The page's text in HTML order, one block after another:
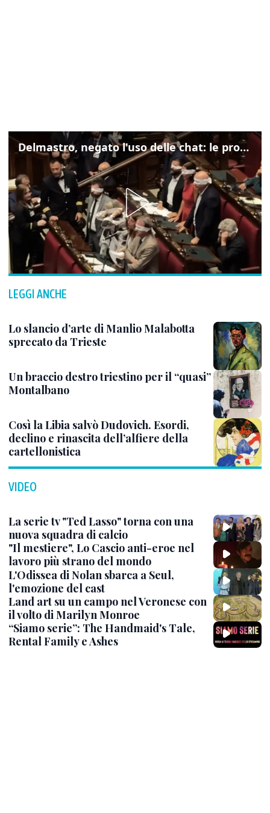
Delmastro, negato l'uso delle chat: le proteste di Avs e M5s
LEGGI ANCHE
Lo slancio d’arte di Manlio Malabotta
sprecato da Trieste
Un braccio destro triestino per il “quasi”
Montalbano
Così la Libia salvò Dudovich. Esordi,
declino e rinascita dell’alfiere della
cartellonistica
VIDEO
La serie tv "Ted Lasso" torna con una
nuova squadra di calcio
"Il mestiere", Lo Cascio anti-eroe nel
lavoro più strano del mondo
L'Odissea di Nolan sbarca a Seul,
l'emozione del cast
Land art su un campo nel Veronese con
il volto di Marilyn Monroe
“Siamo serie”: The Handmaid's Tale,
Rental Family e Ashes